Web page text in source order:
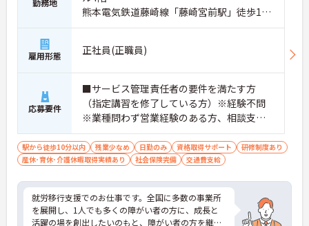
勤務地
熊本電気鉄道藤崎線「藤崎宮前駅」徒歩10
分
雇用形態 正社員(正職員)
応募要件
■サービス管理責任者の要件を満たす方
（指定講習を修了している方）※経験不問
※業種問わず営業経験のある方、相談支
援・直接支援の経験がある方歓迎
駅から徒歩10分以内 残業少なめ 日勤のみ 資格取得サポート
研修制度あり
産休･育休･介護休暇取得実績あり
社会保険完備 交通費支給
就労移行支援でのお仕事です。全国に多数の事業所
を展開し、1人でも多くの障がい者の方に、成長と
活躍の場を創出したいのもと、障がい者の方を継続